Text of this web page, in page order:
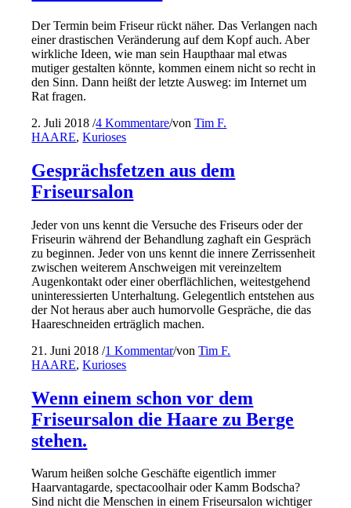
Der Termin beim Friseur rückt näher. Das Verlangen nach
einer drastischen Veränderung auf dem Kopf auch. Aber
wirkliche Ideen, wie man sein Haupthaar mal etwas
mutiger gestalten könnte, kommen einem nicht so recht in
den Sinn. Dann heißt der letzte Ausweg: im Internet um
Rat fragen.
2. Juli 2018 /4 Kommentare/vonTim F.
HAARE,Kurioses
Gesprächsfetzen aus dem
Friseursalon
Jeder von uns kennt die Versuche des Friseurs oder der
Friseurin während der Behandlung zaghaft ein Gespräch
zu beginnen. Jeder von uns kennt die innere Zerrissenheit
zwischen weiterem Anschweigen mit vereinzeltem
Augenkontakt oder einer oberflächlichen, weitestgehend
uninteressierten Unterhaltung. Gelegentlich entstehen aus
der Not heraus aber auch humorvolle Gespräche, die das
Haareschneiden erträglich machen.
21. Juni 2018 /1 Kommentar/vonTim F.
HAARE,Kurioses
Wenn einem schon vor dem
Friseursalon die Haare zu Berge
stehen.
Warum heißen solche Geschäfte eigentlich immer
Haarvantagarde, spectacoolhair oder Kamm Bodscha?
Sind nicht die Menschen in einem Friseursalon wichtiger